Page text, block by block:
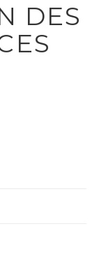
DES